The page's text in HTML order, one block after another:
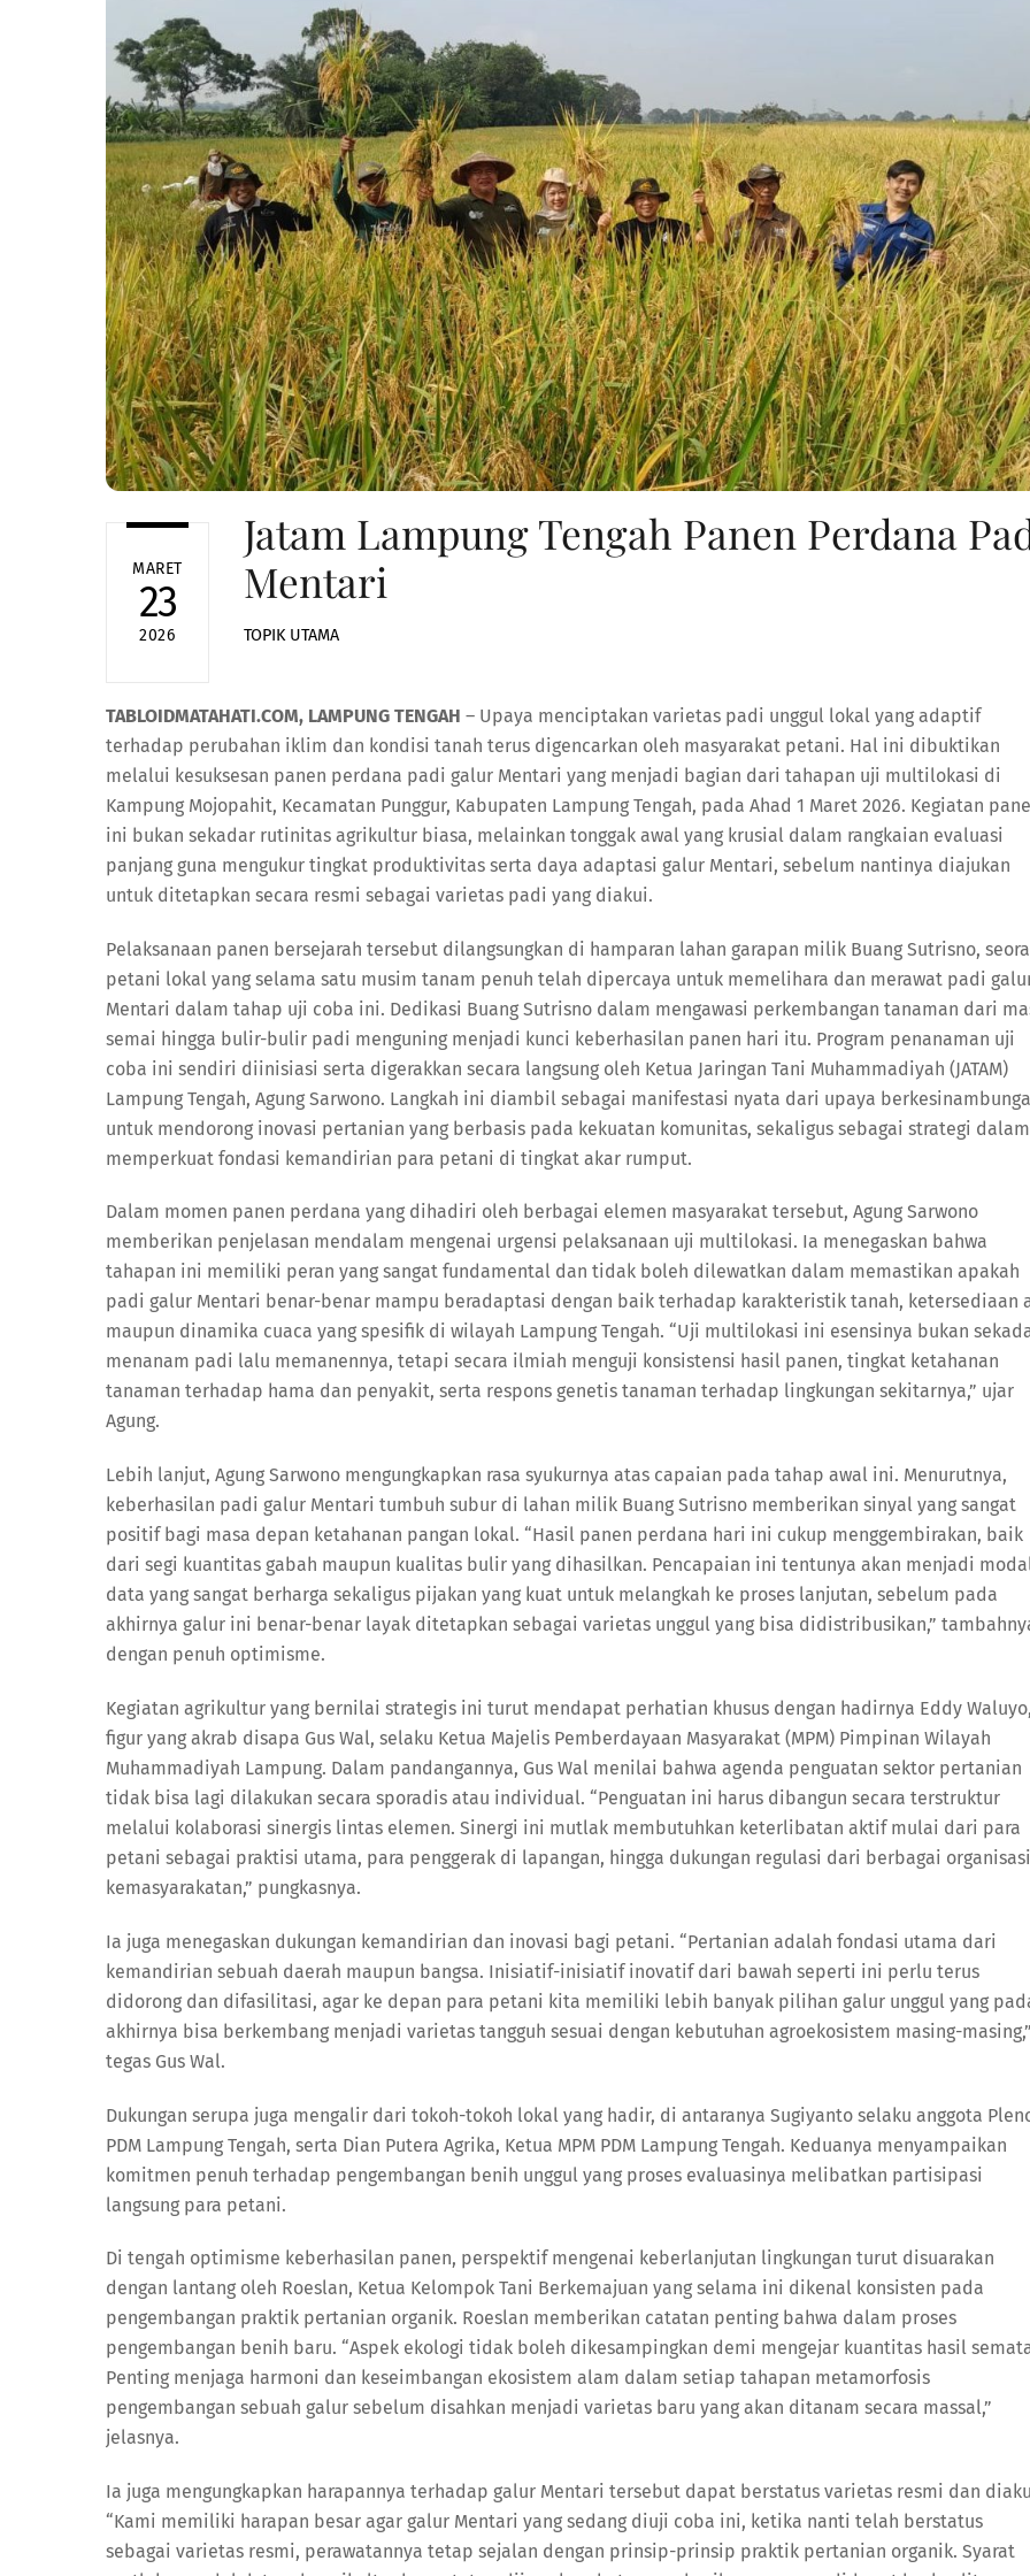
MARET
23
2026
Jatam Lampung Tengah Panen Perdana
Mentari
TOPIK UTAMA
TABLOIDMATAHATI.COM, LAMPUNG TENGAH – Upaya menciptakan varietas padi unggul lokal yang adaptif
terhadap perubahan iklim dan kondisi tanah terus digencarkan oleh masyarakat petani. Hal ini dibuktikan
melalui kesuksesan panen perdana padi galur Mentari yang menjadi bagian dari tahapan uji multilokasi di
Kampung Mojopahit, Kecamatan Punggur, Kabupaten Lampung Tengah, pada Ahad 1 Maret 2026. Kegiatan
ini bukan sekadar rutinitas agrikultur biasa, melainkan tonggak awal yang krusial dalam rangkaian evaluasi
panjang guna mengukur tingkat produktivitas serta daya adaptasi galur Mentari, sebelum nantinya diajukan
untuk ditetapkan secara resmi sebagai varietas padi yang diakui.
Pelaksanaan panen bersejarah tersebut dilangsungkan di hamparan lahan garapan milik Buang Sutrisno,
petani lokal yang selama satu musim tanam penuh telah dipercaya untuk memelihara dan merawat padi
Mentari dalam tahap uji coba ini. Dedikasi Buang Sutrisno dalam mengawasi perkembangan tanaman dari
semai hingga bulir-bulir padi menguning menjadi kunci keberhasilan panen hari itu. Program penanaman uji
coba ini sendiri diinisiasi serta digerakkan secara langsung oleh Ketua Jaringan Tani Muhammadiyah (JATAM)
Lampung Tengah, Agung Sarwono. Langkah ini diambil sebagai manifestasi nyata dari upaya
untuk mendorong inovasi pertanian yang berbasis pada kekuatan komunitas, sekaligus sebagai strategi dalam
memperkuat fondasi kemandirian para petani di tingkat akar rumput.
Dalam momen panen perdana yang dihadiri oleh berbagai elemen masyarakat tersebut, Agung Sarwono
memberikan penjelasan mendalam mengenai urgensi pelaksanaan uji multilokasi. Ia menegaskan bahwa
tahapan ini memiliki peran yang sangat fundamental dan tidak boleh dilewatkan dalam memastikan apakah
padi galur Mentari benar-benar mampu beradaptasi dengan baik terhadap karakteristik tanah, ketersediaan
maupun dinamika cuaca yang spesifik di wilayah Lampung Tengah. “Uji multilokasi ini esensinya bukan
menanam padi lalu memanennya, tetapi secara ilmiah menguji konsistensi hasil panen, tingkat ketahanan
tanaman terhadap hama dan penyakit, serta respons genetis tanaman terhadap lingkungan sekitarnya,” ujar
Agung.
Lebih lanjut, Agung Sarwono mengungkapkan rasa syukurnya atas capaian pada tahap awal ini. Menurutnya,
keberhasilan padi galur Mentari tumbuh subur di lahan milik Buang Sutrisno memberikan sinyal yang sangat
positif bagi masa depan ketahanan pangan lokal. “Hasil panen perdana hari ini cukup menggembirakan, baik
dari segi kuantitas gabah maupun kualitas bulir yang dihasilkan. Pencapaian ini tentunya akan menjadi
data yang sangat berharga sekaligus pijakan yang kuat untuk melangkah ke proses lanjutan, sebelum pada
akhirnya galur ini benar-benar layak ditetapkan sebagai varietas unggul yang bisa didistribusikan,”
dengan penuh optimisme.
Kegiatan agrikultur yang bernilai strategis ini turut mendapat perhatian khusus dengan hadirnya Eddy Waluyo,
figur yang akrab disapa Gus Wal, selaku Ketua Majelis Pemberdayaan Masyarakat (MPM) Pimpinan Wilayah
Muhammadiyah Lampung. Dalam pandangannya, Gus Wal menilai bahwa agenda penguatan sektor pertanian
tidak bisa lagi dilakukan secara sporadis atau individual. “Penguatan ini harus dibangun secara terstruktur
melalui kolaborasi sinergis lintas elemen. Sinergi ini mutlak membutuhkan keterlibatan aktif mulai dari para
petani sebagai praktisi utama, para penggerak di lapangan, hingga dukungan regulasi dari berbagai organisasi
kemasyarakatan,” pungkasnya.
Ia juga menegaskan dukungan kemandirian dan inovasi bagi petani. “Pertanian adalah fondasi utama dari
kemandirian sebuah daerah maupun bangsa. Inisiatif-inisiatif inovatif dari bawah seperti ini perlu terus
didorong dan difasilitasi, agar ke depan para petani kita memiliki lebih banyak pilihan galur unggul yang
akhirnya bisa berkembang menjadi varietas tangguh sesuai dengan kebutuhan agroekosistem masing-masing,”
tegas Gus Wal.
Dukungan serupa juga mengalir dari tokoh-tokoh lokal yang hadir, di antaranya Sugiyanto selaku anggota
PDM Lampung Tengah, serta Dian Putera Agrika, Ketua MPM PDM Lampung Tengah. Keduanya menyampaikan
komitmen penuh terhadap pengembangan benih unggul yang proses evaluasinya melibatkan partisipasi
langsung para petani.
Di tengah optimisme keberhasilan panen, perspektif mengenai keberlanjutan lingkungan turut disuarakan
dengan lantang oleh Roeslan, Ketua Kelompok Tani Berkemajuan yang selama ini dikenal konsisten pada
pengembangan praktik pertanian organik. Roeslan memberikan catatan penting bahwa dalam proses
pengembangan benih baru. “Aspek ekologi tidak boleh dikesampingkan demi mengejar kuantitas hasil
Penting menjaga harmoni dan keseimbangan ekosistem alam dalam setiap tahapan metamorfosis
pengembangan sebuah galur sebelum disahkan menjadi varietas baru yang akan ditanam secara massal,”
jelasnya.
Ia juga mengungkapkan harapannya terhadap galur Mentari tersebut dapat berstatus varietas resmi dan
“Kami memiliki harapan besar agar galur Mentari yang sedang diuji coba ini, ketika nanti telah berstatus
sebagai varietas resmi, perawatannya tetap sejalan dengan prinsip-prinsip praktik pertanian organik. Syarat